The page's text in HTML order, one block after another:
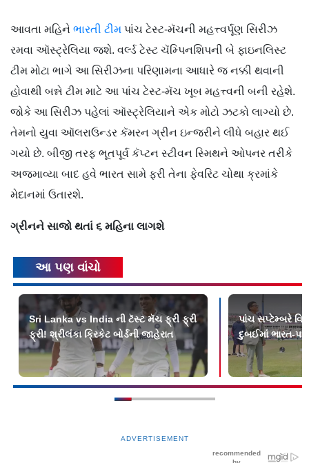
આવતા મહિને ભારતી ટીમ પાંચ ટેસ્ટ-મૅચની મહત્ત્વર્પૂણ સિરીઝ
રમવા ઑસ્ટ્રેલિયા જશે. વર્લ્ડ ટેસ્ટ ચૅમ્પિનશિપની બે ફાઇનલિસ્ટ
ટીમ મોટા ભાગે આ સિરીઝના પરિણામના આધારે જ નક્કી થવાની
હોવાથી બન્ને ટીમ માટે આ પાંચ ટેસ્ટ-મૅચ ખૂબ મહત્ત્વની બની રહેશે.
જોકે આ સિરીઝ પહેલાં ઑસ્ટ્રેલિયાને એક મોટો ઝટકો લાગ્યો છે.
તેમનો યુવા ઑલરાઉન્ડર કૅમરન ગ્રીન ઇન્જરીને લીધે બહાર થઈ
ગયો છે. બીજી તરફ ભૂતપૂર્વ કૅપ્ટન સ્ટીવન સ્મિથને ઓપનર તરીકે
અજમાવ્યા બાદ હવે ભારત સામે ફરી તેના ફેવરિટ ચોથા ક્રમાંકે
મેદાનમાં ઉતારશે.
ગ્રીનને સાજો થતાં ૬ મહિના લાગશે
આ પણ વાંચો
Sri Lanka vs India ની ટૅસ્ટ મૅચ ફ્રી ફ્રી
ફ્રી! શ્રીલંકા ક્રિકેટ બોર્ડની જાહેરાત
પાંચ સપ્ટેમ્બરે
દુબઈમાં ભારત-
ADVERTISEMENT